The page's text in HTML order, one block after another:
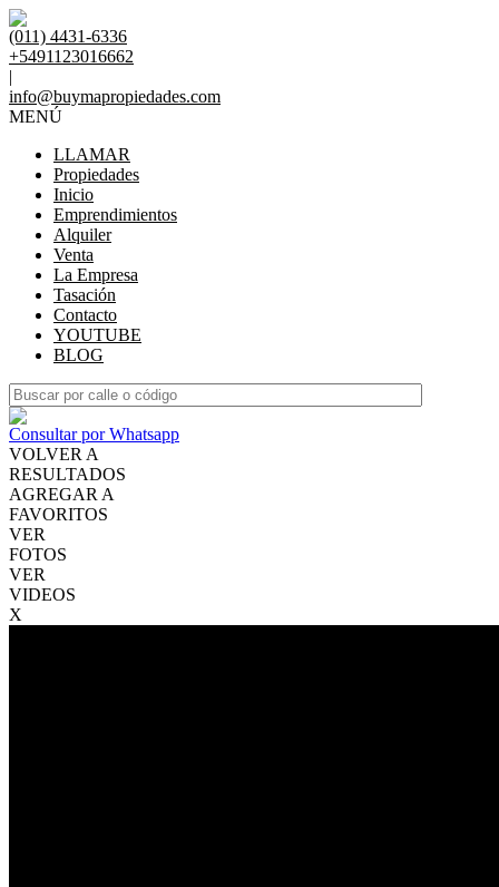
(011) 4431-6336
+5491123016662
|
info@buymapropiedades.com
MENÚ
LLAMAR
Propiedades
Inicio
Emprendimientos
Alquiler
Venta
La Empresa
Tasación
Contacto
YOUTUBE
BLOG
Consultar por Whatsapp
VOLVER A
RESULTADOS
AGREGAR A
FAVORITOS
VER
FOTOS
VER
VIDEOS
X